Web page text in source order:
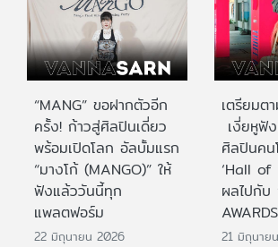
“MANG” ขอฝากตัวอีก
ครั้ง! ก้าวสู่ศิลปินเดี่ยว
พร้อมเปิดโลก อัลบั้มแรก
“มางโก้ (MANGO)” ให้
ฟังแล้ววันนี้ทุก
แพลตฟอร์ม
22 มิถุนายน 2026
เตรียมต
เงี่ยหูฟั
ศิลปินคน
‘Hall of
ผลไปกับ
21 มิถุนาย